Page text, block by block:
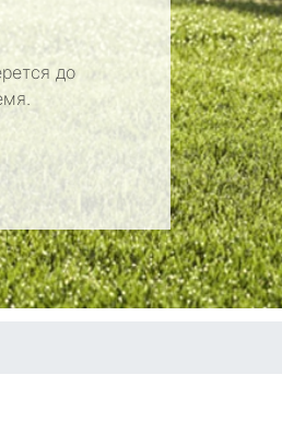
до